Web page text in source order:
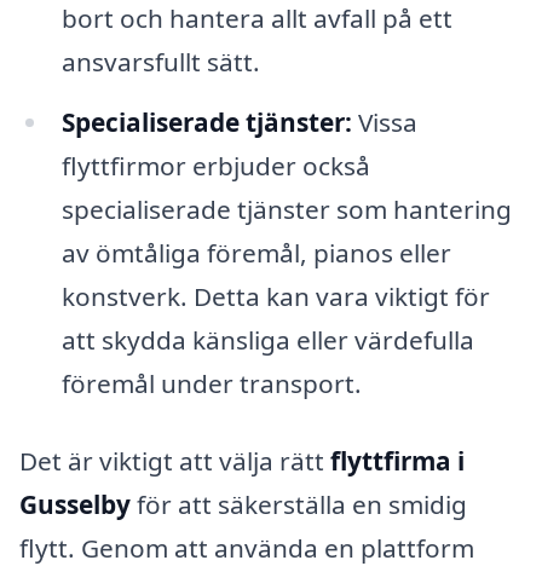
bort och hantera allt avfall på ett
ansvarsfullt sätt.
Specialiserade tjänster: Vissa
flyttfirmor erbjuder också
specialiserade tjänster som hantering
av ömtåliga föremål, pianos eller
konstverk. Detta kan vara viktigt för
att skydda känsliga eller värdefulla
föremål under transport.
Det är viktigt att välja rätt flyttfirma i
Gusselbyför att säkerställa en smidig
flytt. Genom att använda en plattform